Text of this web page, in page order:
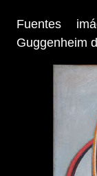
Fuentes
Guggenheim